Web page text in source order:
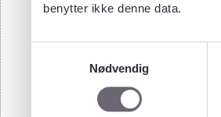
benytter ikke denne data.
Nødvendig